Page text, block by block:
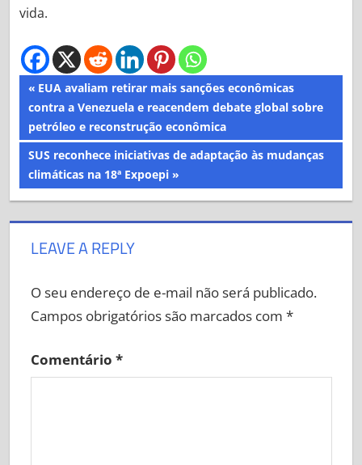
vida.
Navegação
de
Post
Previous
Post:
EUA avaliam retirar mais sanções econômicas
contra a Venezuela e reacendem debate global sobre
petróleo e reconstrução econômica
Next
Post:
SUS reconhece iniciativas de adaptação às mudanças
climáticas na 18ª Expoepi
LEAVE A REPLY
O seu endereço de e-mail não será publicado.
Campos obrigatórios são marcados com *
Comentário *